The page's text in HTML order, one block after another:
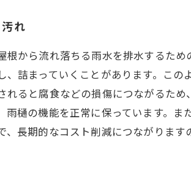
れ
根から流れ落ちる雨水を排水するた
、詰まっていくことがあります。こ
れると腐食などの損傷につながるた
雨樋の機能を正常に保っています。
、長期的なコスト削減につながりま